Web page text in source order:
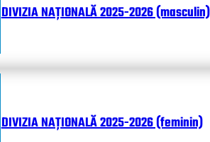
DIVIZIA NAȚIONALĂ 2025-2026 (masculin)
DIVIZIA NAȚIONALĂ 2025-2026 (feminin)